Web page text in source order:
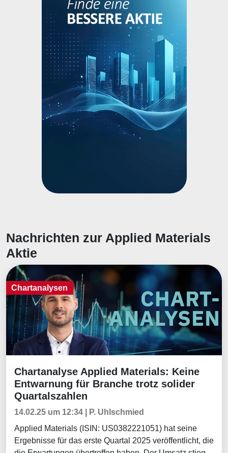
Nachrichten zur Applied Materials
Aktie
Chartanalysen
Chartanalysen
Chartanalyse Applied Materials: Keine
Entwarnung für Branche trotz solider
Quartalszahlen
14.02.25 um 12:34 | P. Uhlschmied
Applied Materials (ISIN: US0382221051) hat seine
Ergebnisse für das erste Quartal 2025 veröffentlicht, die